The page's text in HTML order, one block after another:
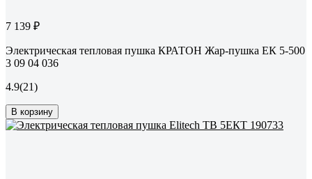
7 139 ₽
Электрическая тепловая пушка КРАТОН Жар-пушка ЕК 5-500
3 09 04 036
4.9(21)
В корзину